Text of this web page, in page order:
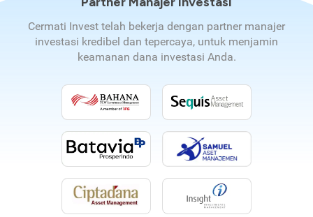
Cermati Invest telah bekerja dengan partner manajer
investasi kredibel dan tepercaya, untuk menjamin
keamanan dana investasi Anda.